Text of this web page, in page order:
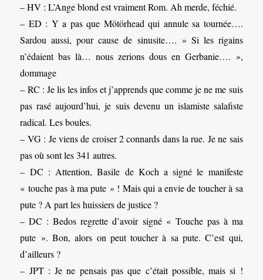
– HV : L’Ange blond est vraiment Rom. Ah merde, féchié.
– ED : Y a pas que Mötörhead qui annule sa tournée….
Sardou aussi, pour cause de sinusite…. » Si les rigains
n’édaient bas là… nous zerions dous en Gerbanie…. »,
dommage
– RC : Je lis les infos et j’apprends que comme je ne me suis
pas rasé aujourd’hui, je suis devenu un islamiste salafiste
radical. Les boules.
– VG : Je viens de croiser 2 connards dans la rue. Je ne sais
pas où sont les 341 autres.
– DC : Attention, Basile de Koch a signé le manifeste
« touche pas à ma pute » ! Mais qui a envie de toucher à sa
pute ? A part les huissiers de justice ?
– DC : Bedos regrette d’avoir signé « Touche pas à ma
pute ». Bon, alors on peut toucher à sa pute. C’est qui,
d’ailleurs ?
– JPT : Je ne pensais pas que c’était possible, mais si !